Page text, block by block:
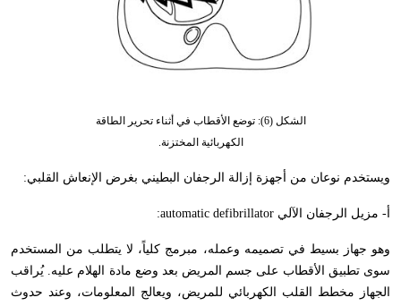
الشكل (6): توضع الأقطاب في أثناء تحرير الطاقة
الكهربائية المختزنة.
ويستخدم نوعان من أجهزة إزالة الرجفان البطيني بغرض الإنعاش القلبي:
أ- مزيل الرجفان الآلي automatic defibrillator
:
وهو جهاز بسيط في تصميمه وعمله، مبرمج كلياً، لا يتطلب من المستخدم
سوى تطبيق الأقطاب على جسم المريض بعد وضع مادة الهلام عليه. يُراقب
الجهاز مخطط القلب الكهربائي للمريض، ويعالج المعلومات، وعند حدوث